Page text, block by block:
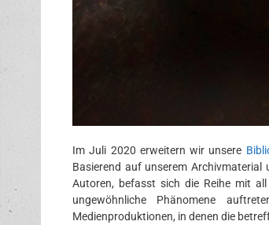
Im Juli 2020 erweitern wir unsere
Basierend auf unserem
Autoren, befasst sich die Reihe mit
ungewöhnliche Phänomene
Medienproduktionen, in denen die